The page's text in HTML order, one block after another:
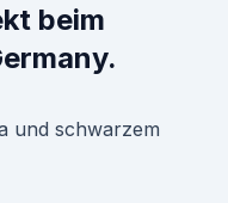
beim